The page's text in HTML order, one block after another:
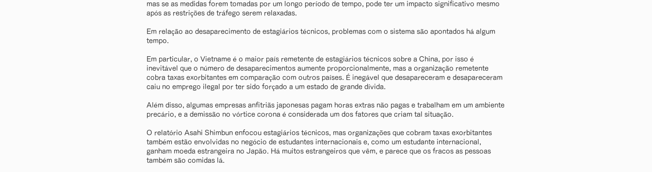
mas se as medidas forem tomadas por um longo período de tempo, pode ter um impacto significativo mesmo
após as restrições de tráfego serem relaxadas.
Em relação ao desaparecimento de estagiários técnicos, problemas com o sistema são apontados há algum
tempo.
Em particular, o Vietname é o maior país remetente de estagiários técnicos sobre a China, por isso é
inevitável que o número de desaparecimentos aumente proporcionalmente, mas a organização remetente
cobra taxas exorbitantes em comparação com outros países. É inegável que desapareceram e desapareceram
caiu no emprego ilegal por ter sido forçado a um estado de grande dívida.
Além disso, algumas empresas anfitriãs japonesas pagam horas extras não pagas e trabalham em um ambiente
precário, e a demissão no vórtice corona é considerada um dos fatores que criam tal situação.
O relatório Asahi Shimbun enfocou estagiários técnicos, mas organizações que cobram taxas exorbitantes
também estão envolvidas no negócio de estudantes internacionais e, como um estudante internacional,
ganham moeda estrangeira no Japão. Há muitos estrangeiros que vêm, e parece que os fracos as pessoas
também são comidas lá.